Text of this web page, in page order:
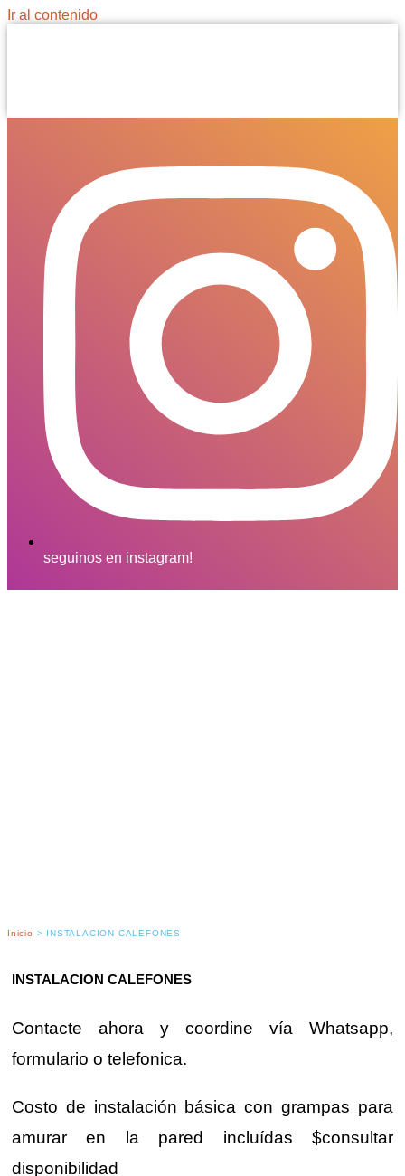
Ir al contenido
seguinos en instagram!
Inicio > INSTALACION CALEFONES
INSTALACION CALEFONES
Contacte ahora y coordine vía Whatsapp,
formulario o telefonica.
Costo de instalación básica con grampas para
amurar en la pared incluídas $consultar
disponibilidad